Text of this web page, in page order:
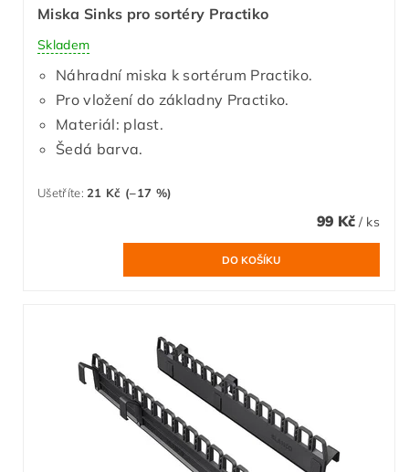
Miska Sinks pro sortéry Practiko
Skladem
Náhradní miska k sortérum Practiko.
Pro vložení do základny Practiko.
Materiál: plast.
Šedá barva.
Ušetříte: 21 Kč (–17 %)
99 Kč / ks